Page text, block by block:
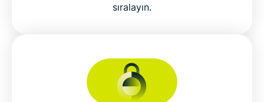
sıralayın.